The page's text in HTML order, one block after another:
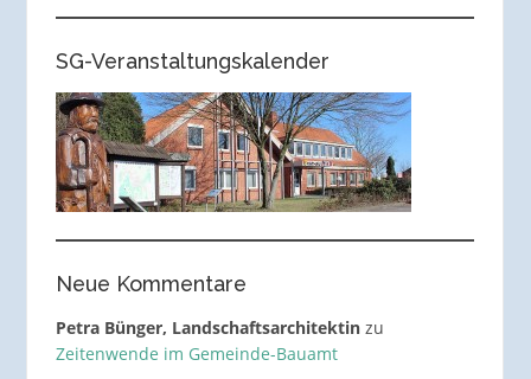
SG-Veranstaltungskalender
Neue Kommentare
Petra Bünger, Landschaftsarchitektinzu
Zeitenwende im Gemeinde-Bauamt